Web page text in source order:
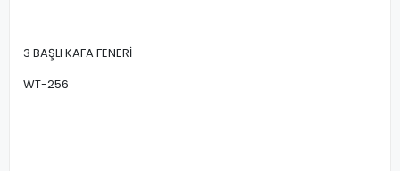
3 BAŞLI KAFA FENERİ
WT-256